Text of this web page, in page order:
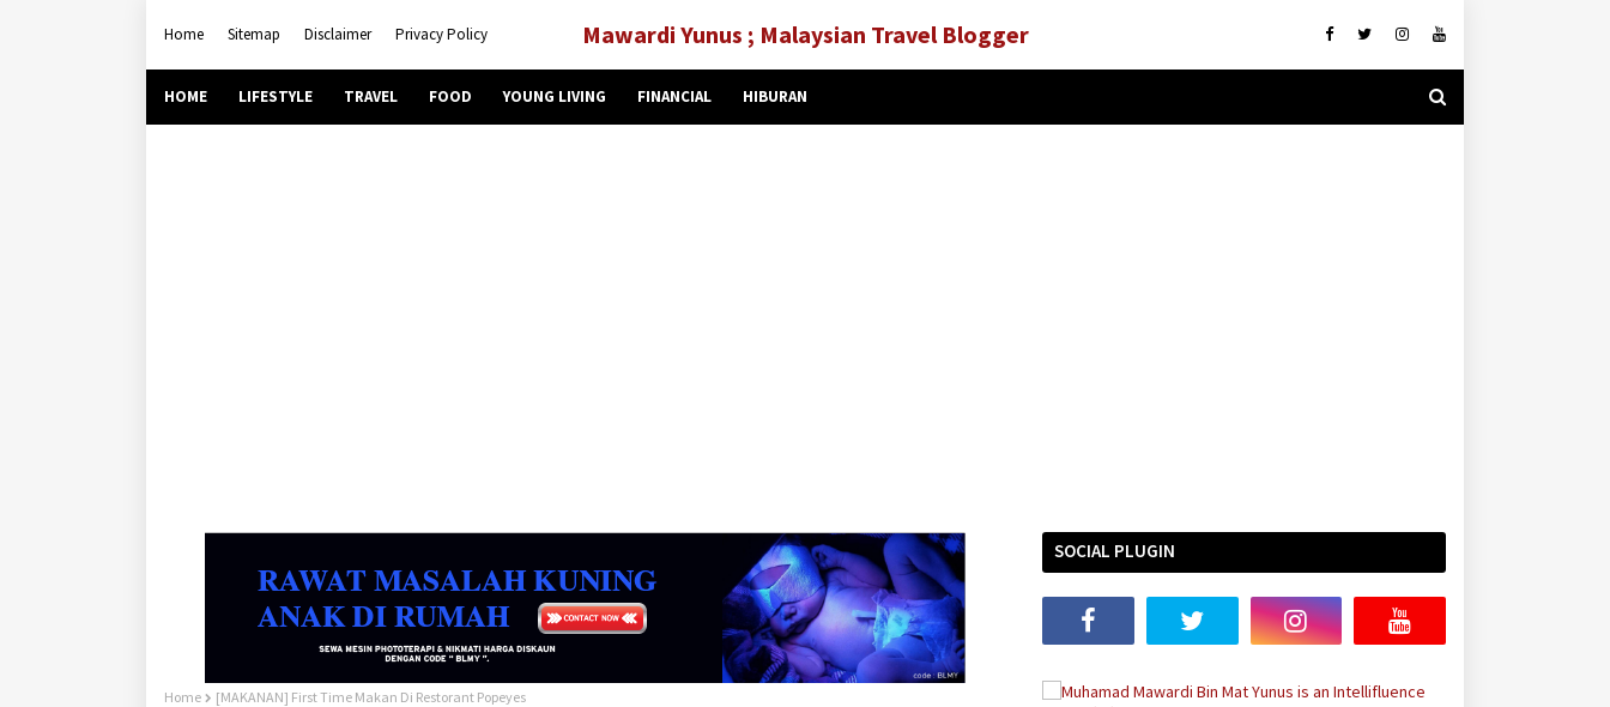
Home Sitemap Disclaimer Privacy Policy Mawardi Yunus ; Malaysian Travel Blogger
HOME LIFESTYLE TRAVEL FOOD YOUNG LIVING FINANCIAL HIBURAN
Home [MAKANAN] First Time Makan Di Restorant Popeyes
SOCIAL PLUGIN